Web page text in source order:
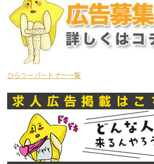
ひらつーパートナー一覧